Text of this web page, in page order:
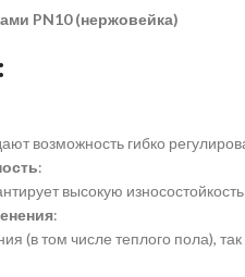
PN10 (нержовейка)
возможность гибко
:
высокую
:
(в том числе теплого пола),